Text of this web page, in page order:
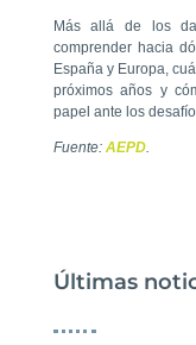
Más allá de los
comprender hacia
España y Europa,
próximos años y
papel ante los
Fuente: AEPD.
Últimas